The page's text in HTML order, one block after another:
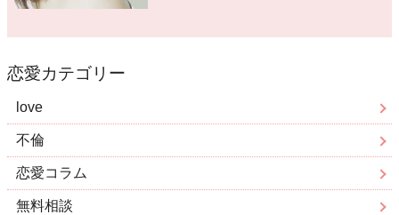
恋愛カテゴリー
love
不倫
恋愛コラム
無料相談